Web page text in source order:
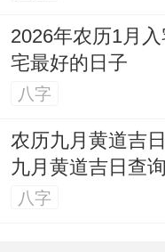
2026年农历1月
宅最好的日子
八字
农历九月黄道吉
九月黄道吉日查询
八字